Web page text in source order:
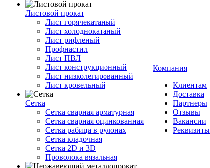
Листовой прокат
Лист горячекатаный
Лист холоднокатаный
Лист рифленый
Профнастил
Лист ПВЛ
Лист конструкционный
Лист низколегированный
Лист кровельный
Сетка
Сетка сварная арматурная
Сетка сварная оцинкованная
Сетка рабица в рулонах
Сетка кладочная
Сетка 2D и 3D
Проволока вязальная
Компания
Клиентам
Доставка
Партнеры
Отзывы
Вакансии
Реквизиты